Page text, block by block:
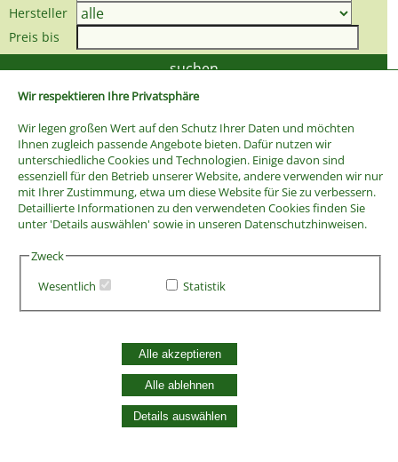
Wir respektieren Ihre Privatsphäre
Wir legen großen Wert auf den Schutz Ihrer Daten und möchten
Ihnen zugleich passende Angebote bieten. Dafür nutzen wir
unterschiedliche Cookies und Technologien. Einige davon sind
essenziell für den Betrieb unserer Website, andere verwenden wir nur
mit Ihrer Zustimmung, etwa um diese Website für Sie zu verbessern.
Detaillierte Informationen zu den verwendeten Cookies finden Sie
unter 'Details auswählen' sowie in unseren Datenschutzhinweisen.
Zweck
Wesentlich
Statistik
Alle akzeptieren
Alle ablehnen
Details auswählen
Hersteller
Preis bis
AGB
Datenschutzerklärung
Zahlung und Versand
Batterieentsorgung
Widerruf Cookie-Einwilligung